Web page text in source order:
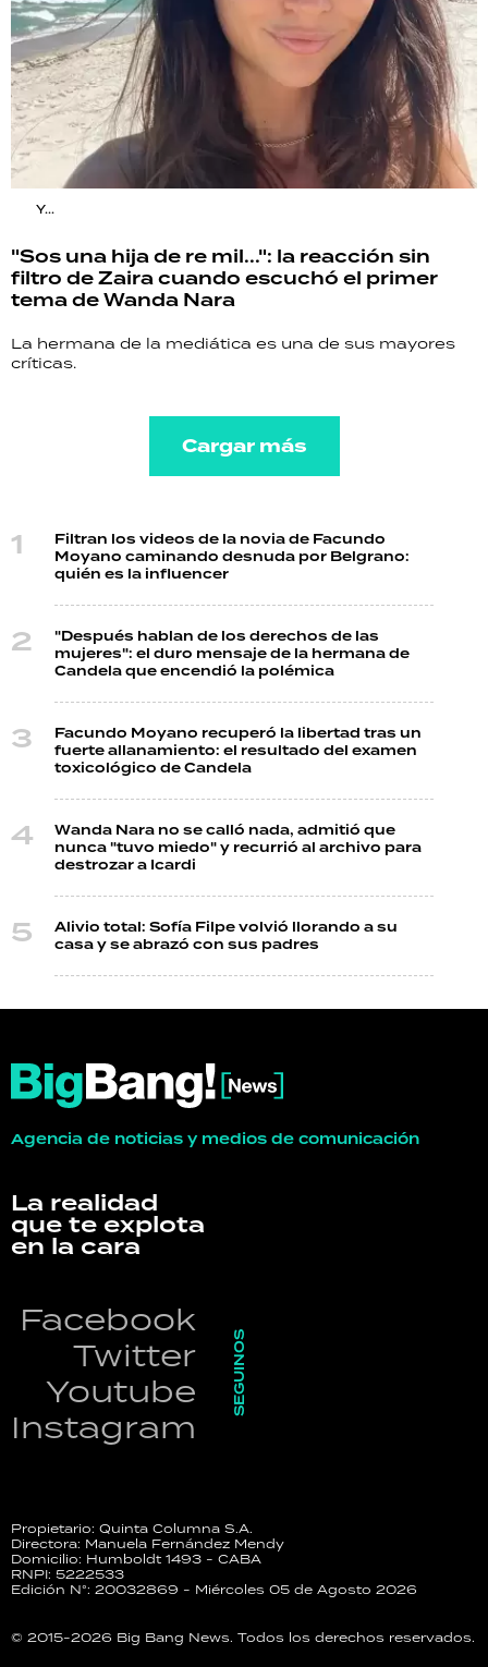
Y...
"Sos una hija de re mil...": la reacción sin
filtro de Zaira cuando escuchó el primer
tema de Wanda Nara
La hermana de la mediática es una de sus mayores
críticas.
Cargar más
Filtran los videos de la novia de Facundo
Moyano caminando desnuda por Belgrano:
quién es la influencer
"Después hablan de los derechos de las
mujeres": el duro mensaje de la hermana de
Candela que encendió la polémica
Facundo Moyano recuperó la libertad tras un
fuerte allanamiento: el resultado del examen
toxicológico de Candela
Wanda Nara no se calló nada, admitió que
nunca "tuvo miedo" y recurrió al archivo para
destrozar a Icardi
Alivio total: Sofía Filpe volvió llorando a su
casa y se abrazó con sus padres
Agencia de noticias y medios de comunicación
La realidad
que te explota
en la cara
Facebook
Twitter
Youtube
Instagram
SEGUINOS
Propietario: Quinta Columna S.A.
Directora: Manuela Fernández Mendy
Domicilio: Humboldt 1493 - CABA
RNPI: 5222533
Edición N°: 20032869 - Miércoles 05 de Agosto 2026
© 2015-2026 Big Bang News. Todos los derechos reservados.